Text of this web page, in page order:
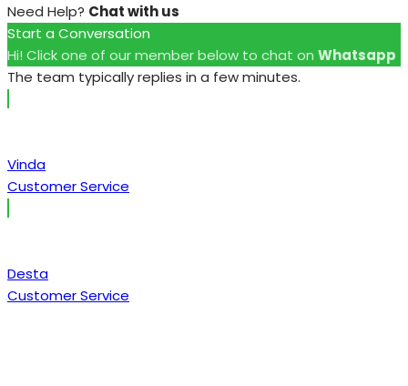
Need Help? Chat with us
Start a Conversation
Hi! Click one of our member below to chat on Whatsapp
The team typically replies in a few minutes.
Vinda
Customer Service
Desta
Customer Service